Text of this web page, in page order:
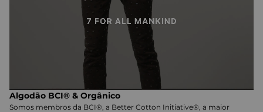
Algodão BCI® & Orgânico
Somos membros da BCI®, a Better Cotton Initiative®, a maior